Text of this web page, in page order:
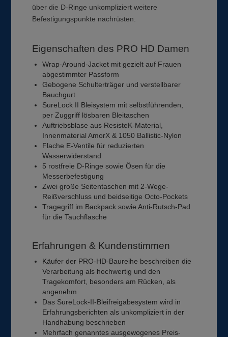
über die D-Ringe unkompliziert weitere
Befestigungspunkte nachrüsten.
Eigenschaften des PRO HD Damen
Wrap-Around-Jacket mit gezielt auf Frauen
abgestimmter Passform
Gebogene Schulterträger und verstellbarer
Bauchgurt
SureLock II Bleisystem mit selbstführenden,
per Zuggriff lösbaren Bleitaschen
Auftriebsblase aus ResisteK-Material,
Innenmaterial AmorX & 1050 Ballistic-Nylon
Flache E-Ventile für reduzierten
Wasserwiderstand
5 rostfreie D-Ringe sowie Ösen für die
Messerbefestigung
Zwei große Seitentaschen mit 2-Wege-
Reißverschluss und beidseitige Octo-Pockets
Tragegriff im Backpack sowie Anti-Rutsch-Pad
für die Tauchflasche
Erfahrungen & Kundenstimmen
Käufer der PRO-HD-Baureihe beschreiben die
Verarbeitung als hochwertig und den
Tragekomfort, besonders am Rücken, als
angenehm
Das SureLock-II-Bleifreigabesystem wird in
Erfahrungsberichten als unkompliziert in der
Handhabung beschrieben
Mehrfach genanntes ausgewogenes Preis-